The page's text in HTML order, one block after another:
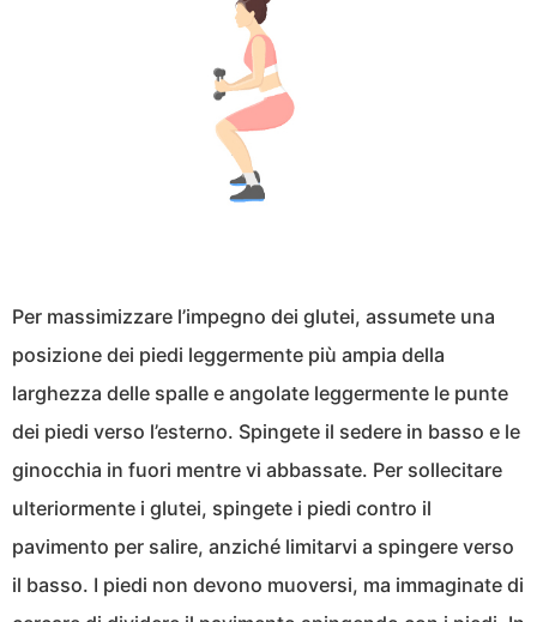
Per massimizzare l’impegno dei glutei, assumete una
posizione dei piedi leggermente più ampia della
larghezza delle spalle e angolate leggermente le punte
dei piedi verso l’esterno. Spingete il sedere in basso e le
ginocchia in fuori mentre vi abbassate. Per sollecitare
ulteriormente i glutei, spingete i piedi contro il
pavimento per salire, anziché limitarvi a spingere verso
il basso. I piedi non devono muoversi, ma immaginate di